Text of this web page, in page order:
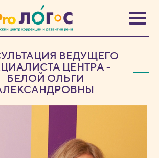
ВЕДУЩЕГО
ЦЕНТРА -
БЕЛОЙ ОЛЬГИ